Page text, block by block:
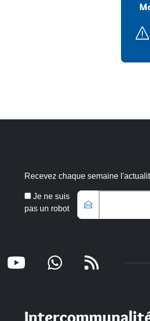
Recevez chaque semaine
Je ne suis
pas un robot
Veuillez laisser ce
Email